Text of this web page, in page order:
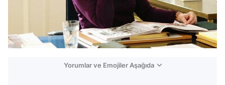
Yorumlar ve Emojiler Aşağıda